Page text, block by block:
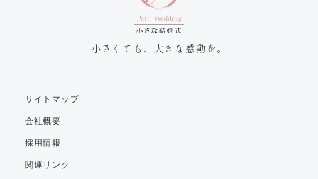
小さくても、大きな感動を。
サイトマップ
会社概要
採用情報
関連リンク